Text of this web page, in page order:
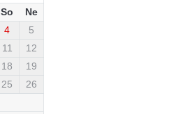
So Ne
4
5
11
12
18
19
25
26